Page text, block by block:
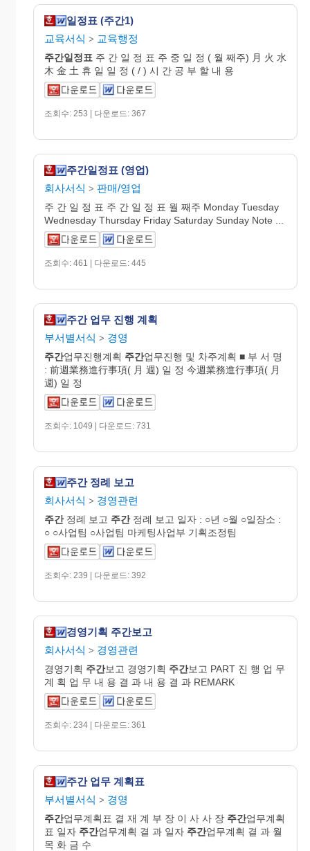
일정표 (주간1)
교육서식 > 교육행정
주간일정표 주 간 일 정 표 주 중 일 정 ( 월 째주) 月 火 水
木 金 土 휴 일 일 정 ( / ) 시 간 공 부 할 내 용
조회수: 253 | 다운로드: 367
주간일정표 (영업)
회사서식 > 판매/영업
주 간 일 정 표 주 간 일 정 표 월 째주 Monday Tuesday
Wednesday Thursday Friday Saturday Sunday Note ...
조회수: 461 | 다운로드: 445
주간 업무 진행 계획
부서별서식 > 경영
주간업무진행계획 주간업무진행 및 차주계획 ■ 부 서 명
: 前週業務進行事項( 月 週) 일 정 今週業務進行事項( 月
週) 일 정
조회수: 1049 | 다운로드: 731
주간 정례 보고
회사서식 > 경영관련
주간정례 보고 주간정례 보고 일자 : ○년 ○월 ○일장소 :
○ ○사업팀 ○사업팀 마케팅사업부 기획조정팀
조회수: 239 | 다운로드: 392
경영기획 주간보고
회사서식 > 경영관련
경영기획 주간보고 경영기획 주간보고 PART 진 행 업 무
계 획 업 무 내 용 결 과 내 용 결 과 REMARK
조회수: 234 | 다운로드: 361
주간 업무 계획표
부서별서식 > 경영
주간업무계획표 결 재 계 부 장 이 사 사 장 주간업무계획
표 일자 주간업무계획 결 과 일자 주간업무계획 결 과 월
목 화 금 수